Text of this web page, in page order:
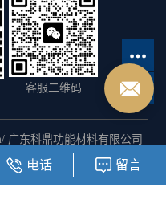
客服二维码
广东科鼎功能材料有限公司
丙烯酸树脂 丙烯酸树脂,醇溶
企业分站|网站地图|RSS|
电话 留言